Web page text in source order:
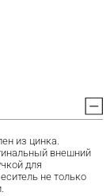
из цинка.
внешний
для
не только